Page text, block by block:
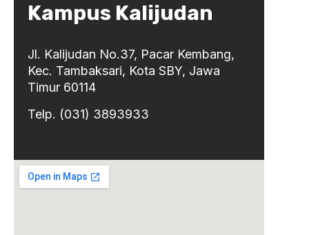
Kampus Kalijudan
Jl. Kalijudan No.37, Pacar Kembang,
Kec. Tambaksari, Kota SBY, Jawa
Timur 60114
Telp. (031) 3893933